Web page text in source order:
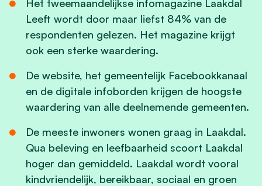
Het tweemaandelijkse infomagazine Laakdal
Leeft wordt door maar liefst 84% van de
respondenten gelezen. Het magazine krijgt
ook een sterke waardering.
De website, het gemeentelijk Facebookkanaal
en de digitale infoborden krijgen de hoogste
waardering van alle deelnemende gemeenten.
De meeste inwoners wonen graag in Laakdal.
Qua beleving en leefbaarheid scoort Laakdal
hoger dan gemiddeld. Laakdal wordt vooral
kindvriendelijk, bereikbaar, sociaal en groen